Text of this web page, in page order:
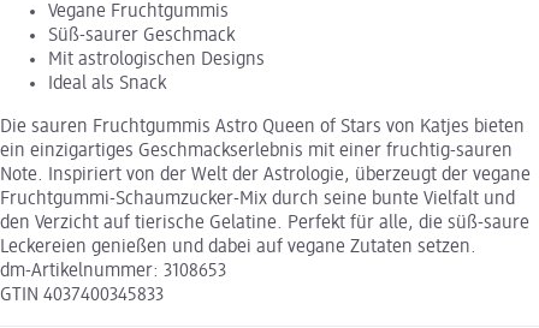
Vegane Fruchtgummis
Süß-saurer Geschmack
Mit astrologischen Designs
Ideal als Snack
Die sauren Fruchtgummis Astro Queen of Stars von Katjes bieten
ein einzigartiges Geschmackserlebnis mit einer fruchtig-sauren
Note. Inspiriert von der Welt der Astrologie, überzeugt der vegane
Fruchtgummi-Schaumzucker-Mix durch seine bunte Vielfalt und
den Verzicht auf tierische Gelatine. Perfekt für alle, die süß-saure
Leckereien genießen und dabei auf vegane Zutaten setzen.
dm-Artikelnummer: 3108653
GTIN 4037400345833